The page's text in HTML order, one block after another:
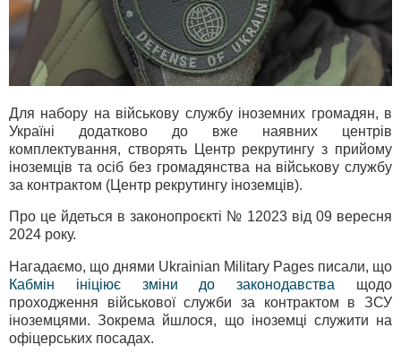
Для набору на військову службу іноземних громадян, в
Україні додатково до вже наявних центрів
комплектування, створять Центр рекрутингу з прийому
іноземців та осіб без громадянства на військову службу
за контрактом (Центр рекрутингу іноземців).
Про це йдеться в законопроєкті № 12023 від 09 вересня
2024 року.
Нагадаємо, що днями Ukrainian Military Pages писали, що
Кабмін ініціює зміни до законодавства щодо
проходження військової служби за контрактом в ЗСУ
іноземцями. Зокрема йшлося, що іноземці служити на
офіцерських посадах.